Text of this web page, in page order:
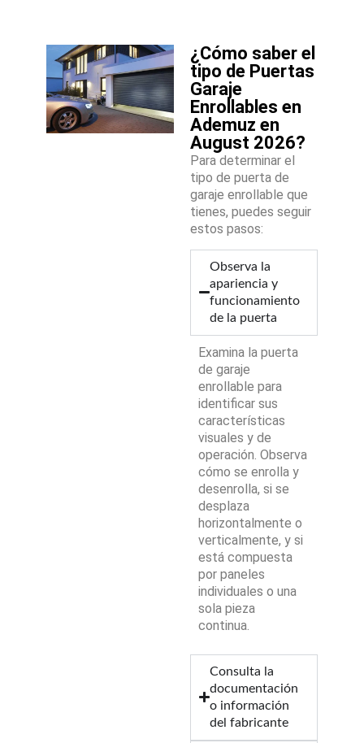
¿Cómo saber el
tipo de Puertas
Garaje
Enrollables en
Ademuz en
August 2026?
Para determinar el
tipo de puerta de
garaje enrollable que
tienes, puedes seguir
estos pasos:
Observa la
apariencia y
funcionamiento
de la puerta
Examina la puerta
de garaje
enrollable para
identificar sus
características
visuales y de
operación. Observa
cómo se enrolla y
desenrolla, si se
desplaza
horizontalmente o
verticalmente, y si
está compuesta
por paneles
individuales o una
sola pieza
continua.
Consulta la
documentación
o información
del fabricante